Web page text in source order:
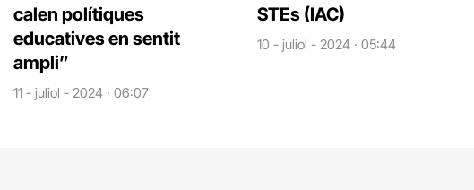
calen polítiques
educatives en sentit
ampli”
11 - juliol - 2024 · 06:07
STEs (IAC)
10 - juliol - 2024 · 05:44